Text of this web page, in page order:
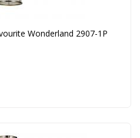
Wonderland 2907-1P